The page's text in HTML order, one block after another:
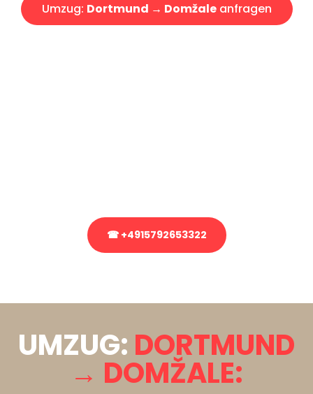
Umzug: Dortmund → Domžaleanfragen
☎ +4915792653322
UMZUG: DORTMUND
→ DOMŽALE: